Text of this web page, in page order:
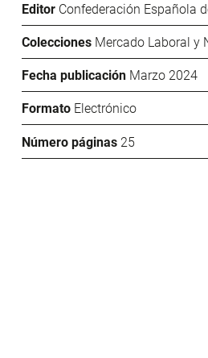
Editor Confederación Española
Colecciones Mercado Laboral y
Fecha publicación Marzo 2024
Formato Electrónico
Número páginas 25